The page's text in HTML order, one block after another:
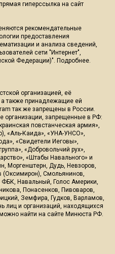
гиперссылка на сайт
рекомендательные
предоставления
и анализа сведений,
сети "Интернет",
Федерации)". Подробнее.
организацией, её
также принадлежащие ей
так же запрещены в России.
организации, запрещенные в РФ:
повстанческая армия»,
«Аль-Каида», «УНА-УНСО»,
«Свидетели Иеговы»,
«Добровольчий рух»,
«Штабы Навального» и
Моргенштерн, Дудь, Невзоров,
(Оксимирон), Смольянинов,
Навальный, Голос Америки,
Понасенков, Пивоваров,
Земфира, Гудков, Варламов,
лиц и организаций, находящихся
найти на сайте Минюста РФ.